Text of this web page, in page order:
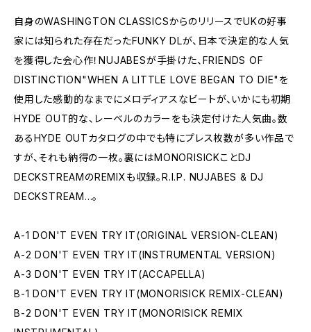
自身のWASHINGTON CLASSICSからのリリースでUKの好事
家には知られた存在だったFUNKY DLが、日本で決定的な人気
を獲得した会心作！NUJABESが手掛けた、FRIENDS OF
DISTINCTION"WHEN A LITTLE LOVE BEGAN TO DIE"を
使用した感動的なまでにメロディアスなビートが、いかにも初期
HYDE OUT的な、レーベルのカラーをも決定付けた人気曲。数
あるHYDE OUTカタログの中でも特にプレス枚数が多い作品で
すが、それも納得の一枚。裏にはMONORISICKことDJ
DECKSTREAMのREMIXも収録。R.I.P. NUJABES & DJ
DECKSTREAM...。
A-1 DON'T EVEN TRY IT(ORIGINAL VERSION-CLEAN)
A-2 DON'T EVEN TRY IT(INSTRUMENTAL VERSION)
A-3 DON'T EVEN TRY IT(ACCAPELLA)
B-1 DON'T EVEN TRY IT(MONORISICK REMIX-CLEAN)
B-2 DON'T EVEN TRY IT(MONORISICK REMIX